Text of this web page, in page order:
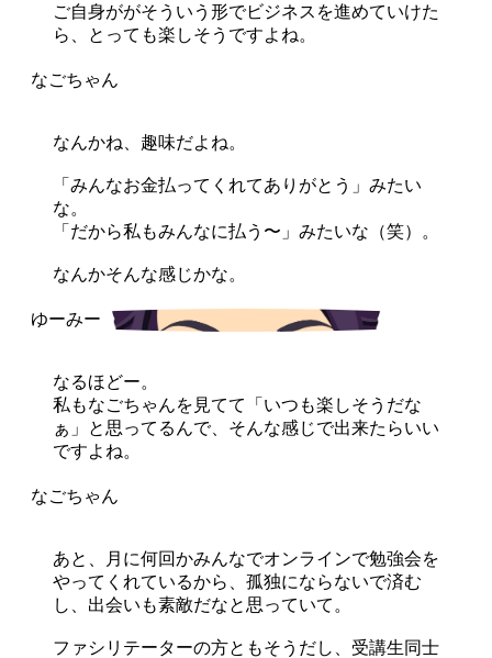
ご自身ががそういう形でビジネスを進めていけた
ら、とっても楽しそうですよね。
なんかね、趣味だよね。
「みんなお金払ってくれてありがとう」みたい
な。
「だから私もみんなに払う〜」みたいな（笑）。
なんかそんな感じかな。
なるほどー。
私もなごちゃんを見てて「いつも楽しそうだな
ぁ」と思ってるんで、そんな感じで出来たらいい
ですよね。
あと、月に何回かみんなでオンラインで勉強会を
やってくれているから、孤独にならないで済む
し、出会いも素敵だなと思っていて。
ファシリテーターの方ともそうだし、受講生同士